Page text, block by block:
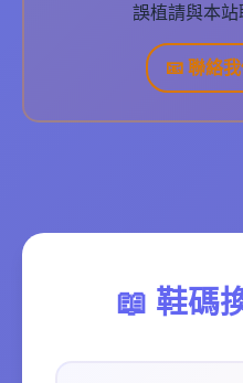
誤植請與本站
📧 聯絡
📖 鞋碼